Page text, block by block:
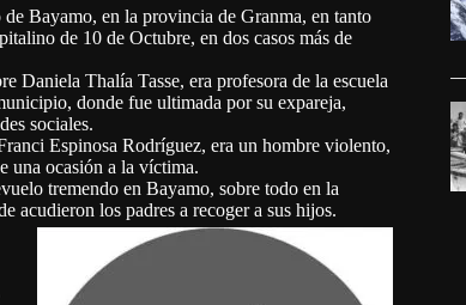
Bayamo, en la provincia de Granma, en tanto
de 10 de Octubre, en dos casos más de
Daniela Thalía Tasse, era profesora de la escuela
donde fue ultimada por su expareja,
sociales.
Espinosa Rodríguez, era un hombre violento,
una ocasión a la víctima.
tremendo en Bayamo, sobre todo en la
acudieron los padres a recoger a sus hijos.